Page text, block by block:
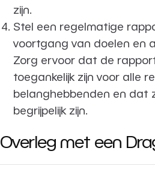
zijn.
Stel een regelmatige
voortgang van doelen en
Zorg ervoor dat de
toegankelijk zijn voor alle
belanghebbenden en dat
begrijpelijk zijn.
Overleg met een